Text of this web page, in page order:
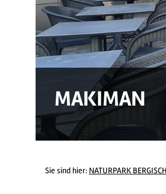
MAKIMAN
Sie sind hier: NATURPARK